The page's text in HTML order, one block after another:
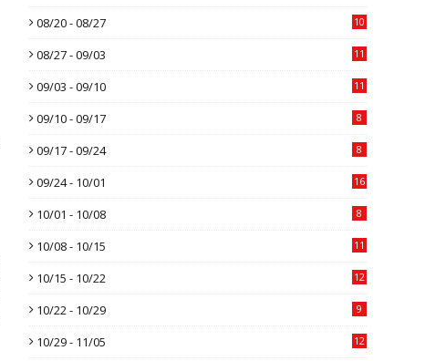
08/20 - 08/27 10
08/27 - 09/03 11
09/03 - 09/10 11
09/10 - 09/17 8
09/17 - 09/24 8
09/24 - 10/01 16
10/01 - 10/08 8
10/08 - 10/15 11
10/15 - 10/22 12
10/22 - 10/29 9
10/29 - 11/05 12